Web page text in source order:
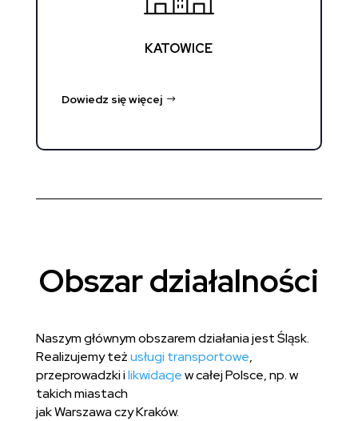
KATOWICE
Dowiedz się więcej
Obszar działalności
Naszym głównym obszarem działania jest Śląsk.
Realizujemy teżusługi transportowe,
przeprowadzki ilikwidacjew całej Polsce, np. w
takich miastach
jak Warszawa czy Kraków.